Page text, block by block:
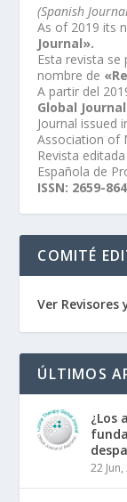
(Spanish
As of 2019 its
Journal».
Esta revista
nombre de
A partir del
Global
Journal issued
Association of
Revista
Española de
ISSN: 2659-
COMITÉ
Ver
ÚLTIMOS
¿Los
22